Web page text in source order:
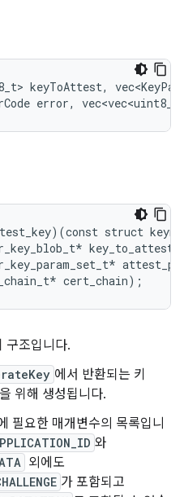
keyToAttest,
error,
struct
key_to_attest,
조입니다.
에서 반환되는 키
위해 생성됩니다.
필요한 매개변수의 목록입니
와
외에도
가 포함되고